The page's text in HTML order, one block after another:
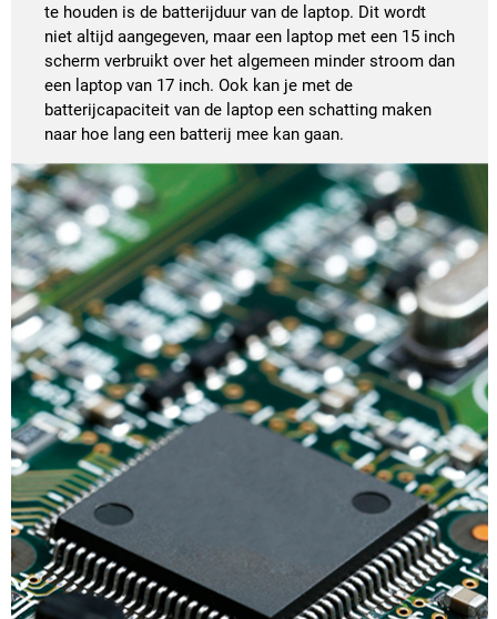
te houden is de batterijduur van de laptop. Dit wordt
niet altijd aangegeven, maar een laptop met een 15 inch
scherm verbruikt over het algemeen minder stroom dan
een laptop van 17 inch. Ook kan je met de
batterijcapaciteit van de laptop een schatting maken
naar hoe lang een batterij mee kan gaan.